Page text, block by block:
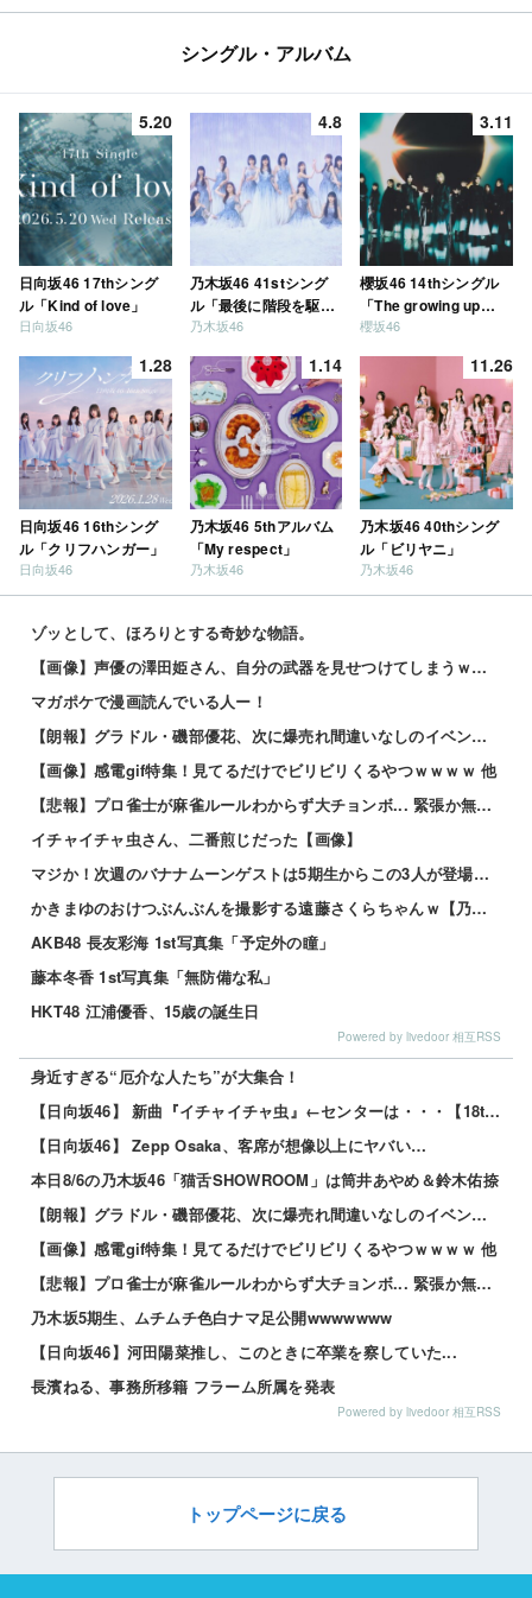
シングル・アルバム
5.20
日向坂46 17thシング
ル「Kind of love」
日向坂46
4.8
乃木坂46 41stシング
ル「最後に階段を駆け
上がったのはいつ
乃木坂46
3.11
櫻坂46 14thシングル
「The growing up
train」
櫻坂46
1.28
日向坂46 16thシング
ル「クリフハンガー」
日向坂46
1.14
乃木坂46 5thアルバム
「My respect」
乃木坂46
11.26
乃木坂46 40thシング
ル「ビリヤニ」
乃木坂46
ゾッとして、ほろりとする奇妙な物語。
【画像】声優の澤田姫さん、自分の武器を見せつけてしまうｗｗｗｗ
マガポケで漫画読んでいる人ー！
【朗報】グラドル・磯部優花、次に爆売れ間違いなしのイベントが話題にｗｗｗｗ 他
【画像】感電gif特集！見てるだけでビリビリくるやつｗｗｗｗ 他
【悲報】プロ雀士が麻雀ルールわからず大チョンボ... 緊張か無知か？wwwwww 他
イチャイチャ虫さん、二番煎じだった【画像】
マジか！次週のバナナムーンゲストは5期生からこの3人が登場！！！【乃木坂46】
かきまゆのおけつぶんぶんを撮影する遠藤さくらちゃんｗ【乃木坂46】
AKB48 長友彩海 1st写真集「予定外の瞳」
藤本冬香 1st写真集「無防備な私」
HKT48 江浦優香、15歳の誕生日
Powered by livedoor 相互RSS
身近すぎる“厄介な人たち”が大集合！
【日向坂46】 新曲『イチャイチャ虫』←センターは・・・【18thシングル】
【日向坂46】 Zepp Osaka、客席が想像以上にヤバい…
本日8/6の乃木坂46「猫舌SHOWROOM」は筒井あやめ＆鈴木佑捺
【朗報】グラドル・磯部優花、次に爆売れ間違いなしのイベントが話題にｗｗｗｗ 他
【画像】感電gif特集！見てるだけでビリビリくるやつｗｗｗｗ 他
【悲報】プロ雀士が麻雀ルールわからず大チョンボ... 緊張か無知か？wwwwww 他
乃木坂5期生、ムチムチ色白ナマ足公開wwwwwww
【日向坂46】河田陽菜推し、このときに卒業を察していた...
長濱ねる、事務所移籍 フラーム所属を発表
Powered by livedoor 相互RSS
トップページに戻る